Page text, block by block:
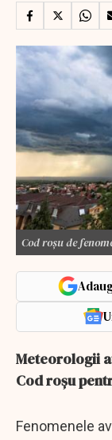
Cod roșu de
Meteorologii
Cod roșu
Fenomenele